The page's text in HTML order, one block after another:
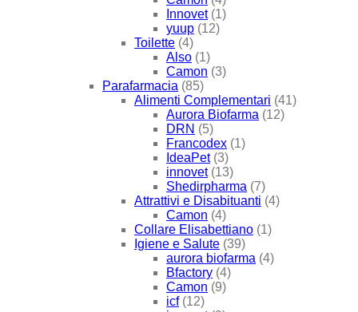
Innovet (1)
yuup (12)
Toilette (4)
Also (1)
Camon (3)
Parafarmacia (85)
Alimenti Complementari (41)
Aurora Biofarma (12)
DRN (5)
Francodex (1)
IdeaPet (3)
innovet (13)
Shedirpharma (7)
Attrattivi e Disabituanti (4)
Camon (4)
Collare Elisabettiano (1)
Igiene e Salute (39)
aurora biofarma (4)
Bfactory (4)
Camon (9)
icf (12)